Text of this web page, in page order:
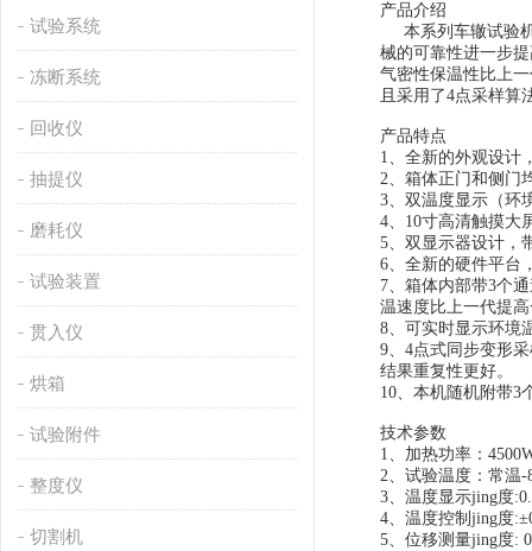
试验系统
冻断系统
回收仪
抽提仪
磨耗仪
试验装置
贯入仪
烘箱
试验附件
整度仪
切割机
产品介绍
本系列车辙试验机
械的可靠性进一步
气密性保温性比上
且采用了4点采样算
产品特点
1、全新的外观设计
2、箱体正门和侧门
3、双温度显示（环
4、10寸高清触摸大
5、双显示器设计，
6、全新的硬件平台
7、箱体内部带3个
温速度比上一代提
8、可实时显示环境
9、4点式同步变形
结果重复性更好。
10、本机随机附带3
技术参数
1、加热功率：
2、试验温度：常温
3、温度显示jing度
4、温度控制jing度
5、位移测量jing度: